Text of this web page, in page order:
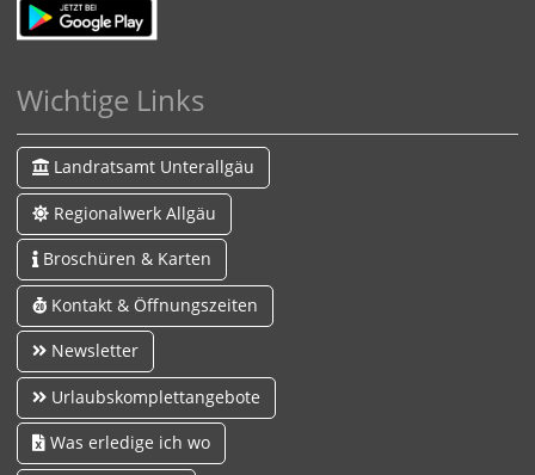
Wichtige Links
Landratsamt Unterallgäu
Regionalwerk Allgäu
Broschüren & Karten
Kontakt & Öffnungszeiten
Newsletter
Urlaubskomplettangebote
Was erledige ich wo